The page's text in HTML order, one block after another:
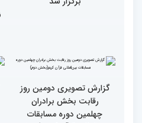
باشد
قاری آفریقایی: مسابقات
کشورهای زیادی رفته‌ام اما
حضور در ایران آرزویم بود